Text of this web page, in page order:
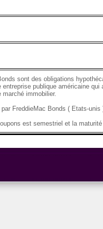
sont des obligations
entreprise publique américaine
immobilier.
par FreddieMac Bonds ( Etats-
est semestriel et la